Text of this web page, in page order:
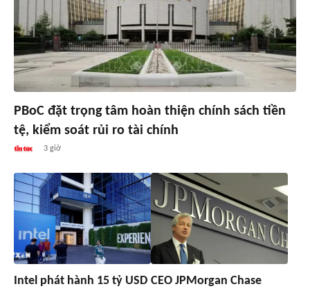
PBoC đặt trọng tâm hoàn thiện chính sách tiền
tệ, kiểm soát rủi ro tài chính
3 giờ
Intel phát hành 15 tỷ USD CEO JPMorgan Chase